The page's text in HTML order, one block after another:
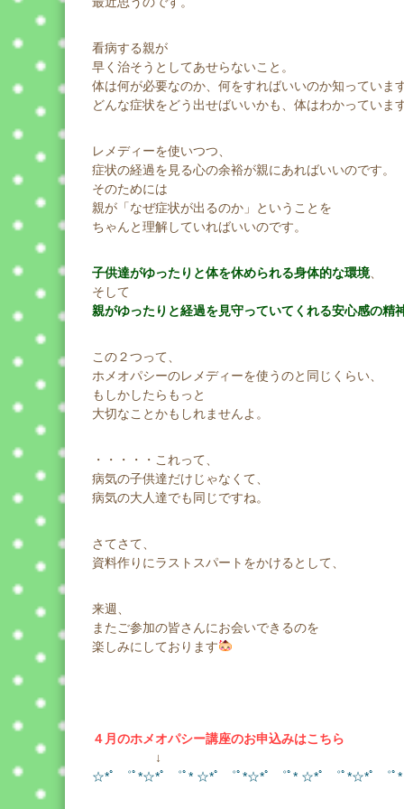
看病する親が
早く治そうとしてあせらないこと。
体は何が必要なのか、何をすればいいのか知っています
どんな症状をどう出せばいいかも、体はわかっています
レメディーを使いつつ、
症状の経過を見る心の余裕が親にあればいいのです。
そのためには
親が「なぜ症状が出るのか」ということを
ちゃんと理解していればいいのです。
子供達がゆったりと体を休められる身体的な環境、
そして
親がゆったりと経過を見守っていてくれる安心感の精
この２つって、
ホメオパシーのレメディーを使うのと同じくらい、
もしかしたらもっと
大切なことかもしれませんよ。
・・・・・これって、
病気の子供達だけじゃなくて、
病気の大人達でも同じですね。
さてさて、
資料作りにラストスパートをかけるとして、
来週、
またご参加の皆さんにお会いできるのを
楽しみにしております
４月のホメオパシー講座のお申込みはこちら
↓
☆*ﾟ ゜ﾟ*☆*ﾟ ゜ﾟ* ☆*ﾟ ゜ﾟ*☆*ﾟ ゜ﾟ* ☆*ﾟ ゜ﾟ*☆*ﾟ ゜ﾟ